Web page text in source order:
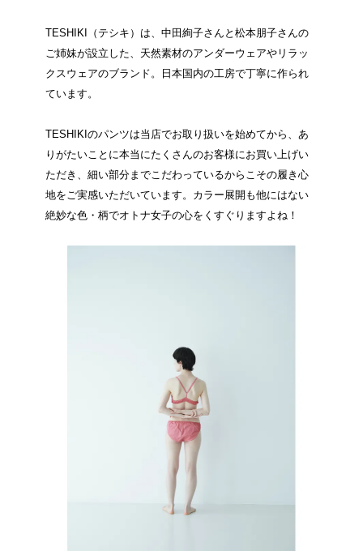
TESHIKI（テシキ）は、中田絢子さんと松本朋子さんの
ご姉妹が設立した、天然素材のアンダーウェアやリラッ
クスウェアのブランド。日本国内の工房で丁寧に作られ
ています。
TESHIKIのパンツは当店でお取り扱いを始めてから、あ
りがたいことに本当にたくさんのお客様にお買い上げい
ただき、細い部分までこだわっているからこその履き心
地をご実感いただいています。カラー展開も他にはない
絶妙な色・柄でオトナ女子の心をくすぐりますよね！